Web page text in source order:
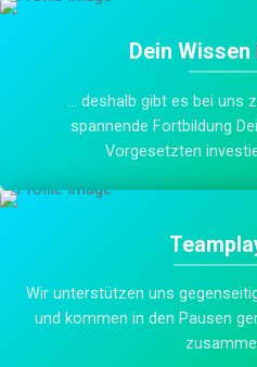
Dein
… deshalb gibt es bei uns
spannende Fortbildung
Vorgesetzten
Wir unterstützen uns
und kommen in den Pausen